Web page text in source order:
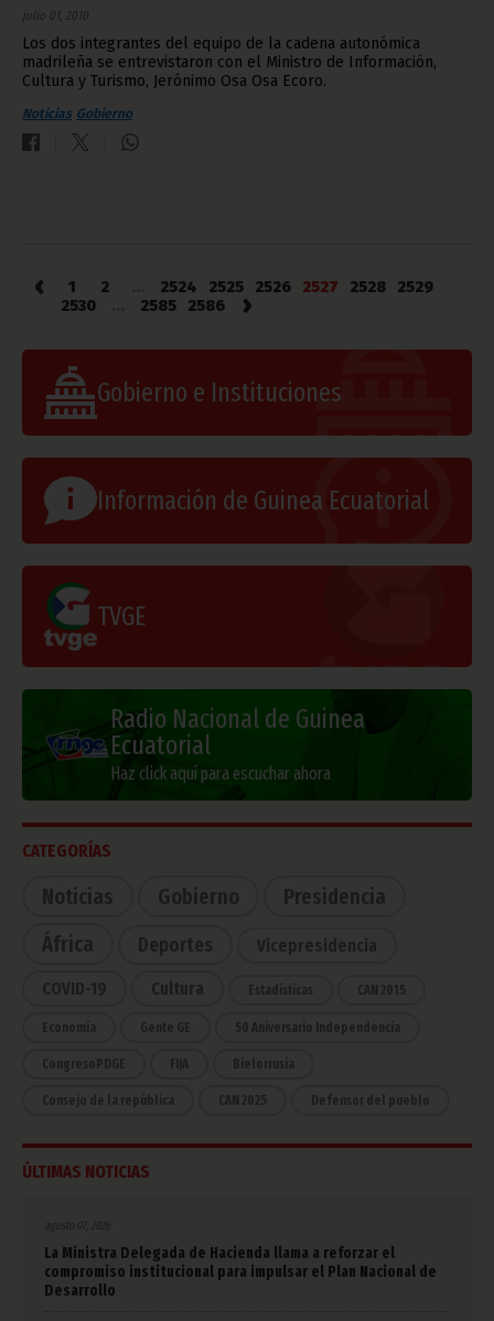
julio 01, 2010
Los dos integrantes del equipo de la cadena autonómica
madrileña se entrevistaron con el Ministro de Información,
Cultura y Turismo, Jerónimo Osa Osa Ecoro.
Noticias Gobierno
‹ 1 2 2524 2525 2526 2527 2528
2529
2530
2585 2586 ›
Gobierno e Instituciones
Información de Guinea Ecuatorial
TVGE
Radio Nacional de Guinea
Ecuatorial
Haz click aquí para escuchar ahora
CATEGORÍAS
Noticias Gobierno
Presidencia
África
Deportes Vicepresidencia
COVID-19 Cultura Estadísticas CAN 2015
Economía Gente GE 50 Aniversario Independencia
CongresoPDGE FIJA Bielorrusia
Consejo de la república CAN 2025 Defensor del pueblo
ÚLTIMAS NOTICIAS
agosto 07, 2026
La Ministra Delegada de Hacienda llama a reforzar el
compromiso institucional para impulsar el Plan Nacional de
Desarrollo